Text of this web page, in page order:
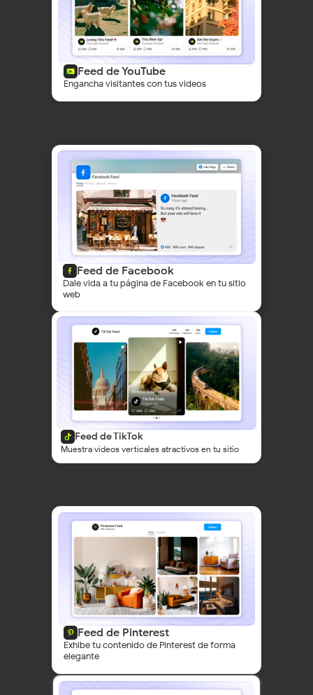
Feed de Pinterest
Exhibe tu contenido de Pinterest de forma
elegante
Feed de Facebook
Dale vida a tu página de Facebook en tu sitio
web
Feed de TikTok
Muestra videos verticales atractivos en tu sitio
Feed de YouTube
Engancha visitantes con tus videos
Entonces, te ayudamos con…